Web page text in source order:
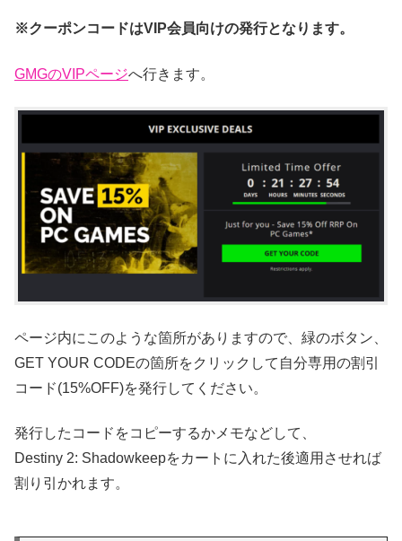
※クーポンコードはVIP会員向けの発行となります。
GMGのVIPページへ行きます。
ページ内にこのような箇所がありますので、緑のボタン、
GET YOUR CODEの箇所をクリックして自分専用の割引
コード(15%OFF)を発行してください。
発行したコードをコピーするかメモなどして、
Destiny 2: Shadowkeepをカートに入れた後適用させれば
割り引かれます。